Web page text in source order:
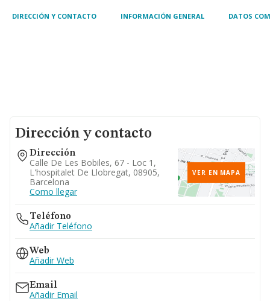
DIRECCIÓN Y CONTACTO INFORMACIÓN GENERAL DATOS
Dirección y contacto
Dirección
Calle De Les Bobiles, 67 - Loc 1,
L'hospitalet De Llobregat, 08905,
Barcelona
Como llegar
VER EN MAPA
Teléfono
Añadir Teléfono
Web
Añadir Web
Email
Añadir Email